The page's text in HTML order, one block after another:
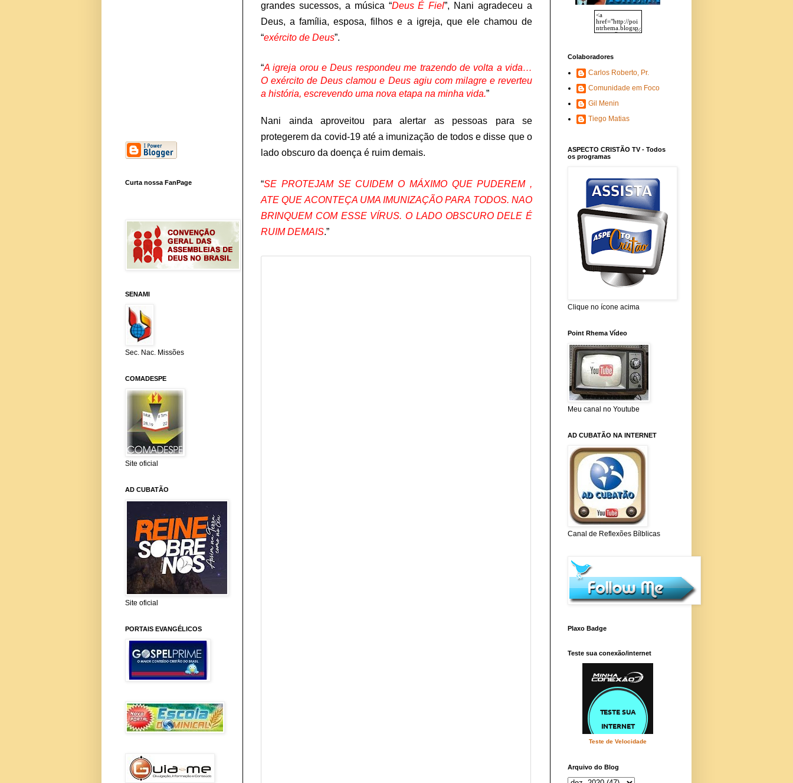
grandes sucessos, a música “Deus É Fiel”, Nani agradeceu a
Deus, a família, esposa, filhos e a igreja, que ele chamou de
“exército de Deus”.
“A igreja orou e Deus respondeu me trazendo de volta a vida…
O exército de Deus clamou e Deus agiu com milagre e reverteu
a história, escrevendo uma nova etapa na minha vida.”
Nani ainda aproveitou para alertar as pessoas para se
protegerem da covid-19 até a imunização de todos e disse que o
lado obscuro da doença é ruim demais.
“SE PROTEJAM SE CUIDEM O MÁXIMO QUE PUDEREM ,
ATE QUE ACONTEÇA UMA IMUNIZAÇÃO PARA TODOS. NAO
BRINQUEM COM ESSE VÍRUS. O LADO OBSCURO DELE É
RUIM DEMAIS.”
Curta nossa FanPage
SENAMI
Sec. Nac. Missões
COMADESPE
Site oficial
AD CUBATÃO
Site oficial
PORTAIS EVANGÉLICOS
Colaboradores
Carlos Roberto, Pr.
Comunidade em Foco
Gil Menin
Tiego Matias
ASPECTO CRISTÃO TV - Todos
os programas
Clique no ícone acima
Point Rhema Vídeo
Meu canal no Youtube
AD CUBATÃO NA INTERNET
Canal de Reflexões Bílblicas
Plaxo Badge
Teste sua conexão/internet
Teste de Velocidade
Arquivo do Blog